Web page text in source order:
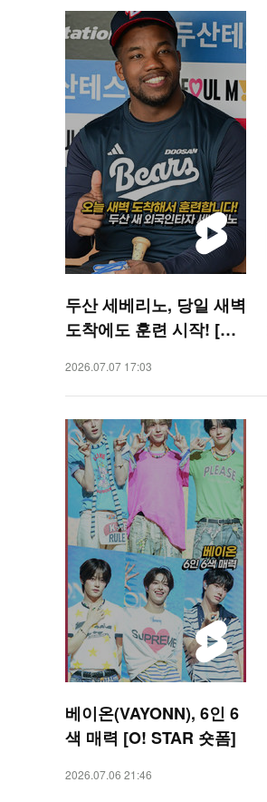
두산 세베리노, 당일 새벽
도착에도 훈련 시작! [O!
2026.07.07 17:03
베이온(VAYONN), 6인 6
색 매력 [O! STAR 숏폼]
2026.07.06 21:46